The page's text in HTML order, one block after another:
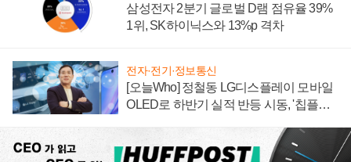
삼성전자 2분기 글로벌 D램 점유율 39%
1위, SK하이닉스와 13%p 격차
전자·전기·정보통신
[오늘Who] 정철동 LG디스플레이 모바일
OLED로 하반기 실적 반등 시동, '칩플레